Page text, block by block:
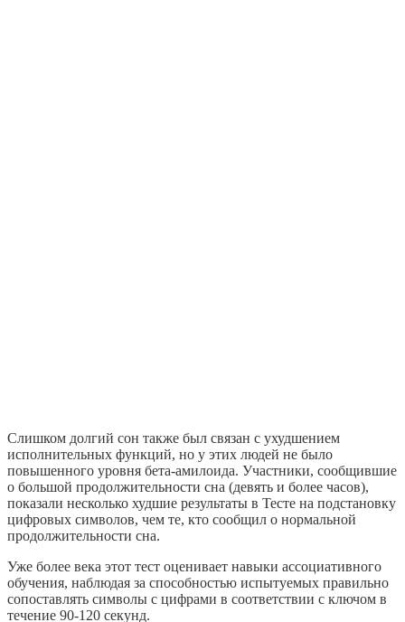
Слишком долгий сон также был связан с ухудшением
исполнительных функций, но у этих людей не было
повышенного уровня бета-амилоида. Участники, сообщившие
о большой продолжительности сна (девять и более часов),
показали несколько худшие результаты в Тесте на подстановку
цифровых символов, чем те, кто сообщил о нормальной
продолжительности сна.
Уже более века этот тест оценивает навыки ассоциативного
обучения, наблюдая за способностью испытуемых правильно
сопоставлять символы с цифрами в соответствии с ключом в
течение 90-120 секунд.